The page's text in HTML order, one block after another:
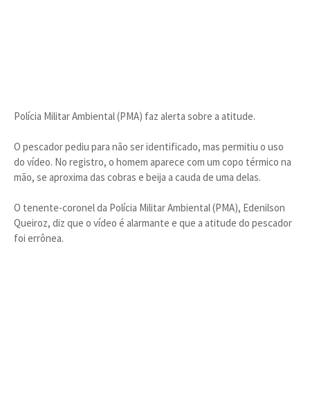
Polícia Militar Ambiental (PMA) faz alerta sobre a atitude.
O pescador pediu para não ser identificado, mas permitiu o uso
do vídeo. No registro, o homem aparece com um copo térmico na
mão, se aproxima das cobras e beija a cauda de uma delas.
O tenente-coronel da Polícia Militar Ambiental (PMA), Edenilson
Queiroz, diz que o vídeo é alarmante e que a atitude do pescador
foi errônea.